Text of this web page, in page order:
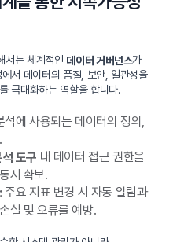
서는 체계적인 데이터 거버넌스가
서 데이터의 품질, 보안, 일관성을
극대화하는 역할을 합니다.
에 사용되는 데이터의 정의,
도구 내 데이터 접근 권한을
시 확보.
주요 지표 변경 시 자동 알림과
실 및 오류를 예방.